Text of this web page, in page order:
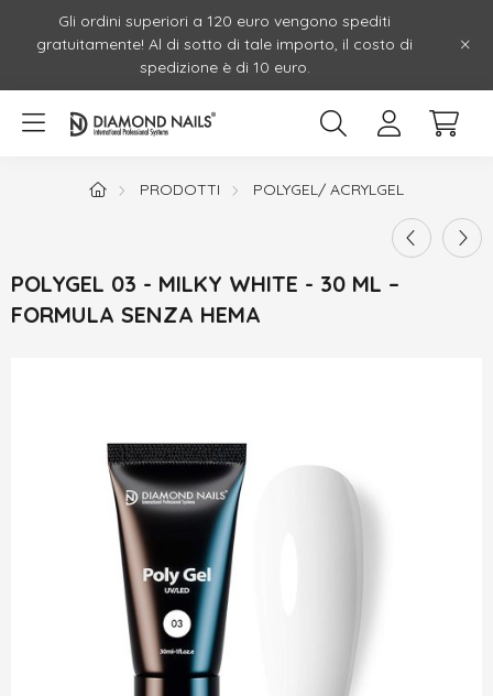
Gli ordini superiori a 120 euro vengono spediti
gratuitamente! Al di sotto di tale importo, il costo di
spedizione è di 10 euro.
PRODOTTI POLYGEL/ ACRYLGEL
POLYGEL 03 - MILKY WHITE - 30 ML –
FORMULA SENZA HEMA